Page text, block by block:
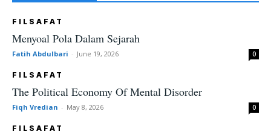
FILSAFAT
Menyoal Pola Dalam Sejarah
Fatih Abdulbari - June 19, 2026 0
FILSAFAT
The Political Economy Of Mental Disorder
Fiqh Vredian - May 8, 2026 0
FILSAFAT